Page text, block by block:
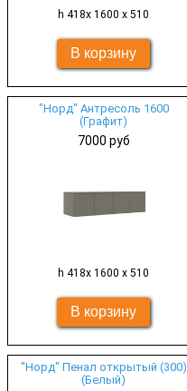
h 418х 1600 х 510
"Норд" Антресоль 1600
(Графит)
7000 руб
h 418х 1600 х 510
"Норд" Пенал открытый (300)
(Белый)